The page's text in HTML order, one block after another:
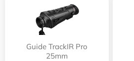
Guide TrackIR Pro
25mm